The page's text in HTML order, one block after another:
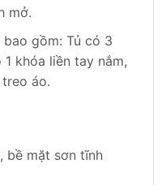
mở.
gồm: Tủ có 3
khóa liền tay nắm,
áo.
bề mặt sơn tĩnh